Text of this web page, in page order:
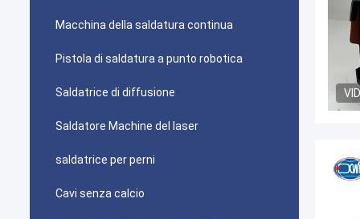
Macchina della saldatura continua
Pistola di saldatura a punto robotica
Saldatrice di diffusione
Saldatore Machine del laser
saldatrice per perni
Cavi senza calcio